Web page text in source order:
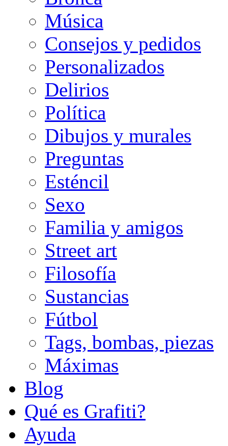
Música
Consejos y pedidos
Personalizados
Delirios
Política
Dibujos y murales
Preguntas
Esténcil
Sexo
Familia y amigos
Street art
Filosofía
Sustancias
Fútbol
Tags, bombas, piezas
Máximas
Blog
Qué es Grafiti?
Ayuda